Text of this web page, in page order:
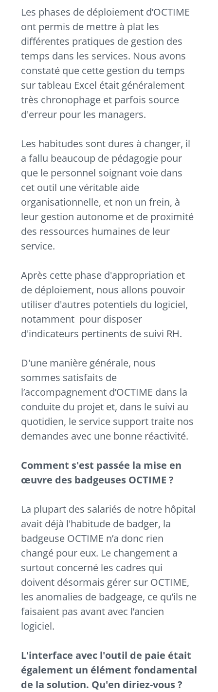
Les phases de déploiement d’OCTIME
ont permis de mettre à plat les
différentes pratiques de gestion des
temps dans les services. Nous avons
constaté que cette gestion du temps
sur tableau Excel était généralement
très chronophage et parfois source
d'erreur pour les managers.
Les habitudes sont dures à changer, il
a fallu beaucoup de pédagogie pour
que le personnel soignant voie dans
cet outil une véritable aide
organisationnelle, et non un frein, à
leur gestion autonome et de proximité
des ressources humaines de leur
service.
Après cette phase d'appropriation et
de déploiement, nous allons pouvoir
utiliser d'autres potentiels du logiciel,
notamment pour disposer
d'indicateurs pertinents de suivi RH.
D'une manière générale, nous
sommes satisfaits de
l’accompagnement d’OCTIME dans la
conduite du projet et, dans le suivi au
quotidien, le service support traite nos
demandes avec une bonne réactivité.
Comment s'est passée la mise en
œuvre des badgeuses OCTIME ?
La plupart des salariés de notre hôpital
avait déjà l'habitude de badger, la
badgeuse OCTIME n’a donc rien
changé pour eux. Le changement a
surtout concerné les cadres qui
doivent désormais gérer sur OCTIME,
les anomalies de badgeage, ce qu’ils ne
faisaient pas avant avec l’ancien
logiciel.
L'interface avec l'outil de paie était
également un élément fondamental
de la solution. Qu'en diriez-vous ?